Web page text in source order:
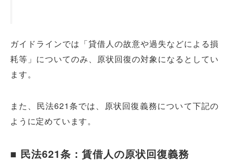
ガイドラインでは「貸借人の故意や過失などによる損
耗等」についてのみ、原状回復の対象になるとしてい
ます。
また、民法621条では、原状回復義務について下記の
ように定めています。
■ 民法621条：賃借人の原状回復義務